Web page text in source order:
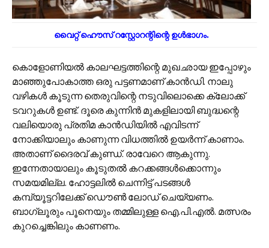
വൈറ്റ് ഹൌസ് റസ്റ്റോറന്റിന്റെ ഉൾഭാഗം.
കൊളോണിയൽ കാലഘട്ടത്തിന്റെ മുഖഛായ ഇപ്പോഴും
മാഞ്ഞുപോകാത്ത ഒരു പട്ടണമാണ് കാൻഡി. നാലു
വഴികൾ കൂടുന്ന തെരുവിന്റെ നടുവിലൊക്കെ ക്ലോക്ക്
ടവറുകൾ ഉണ്ട്. ദൂരെ കുന്നിൻ മുകളിലായി ബുദ്ധന്റെ
വലിയൊരു പ്രതിമ കാൻഡിയിൽ എവിടന്ന്
നോക്കിയാലും കാണുന്ന വിധത്തിൽ ഉയർന്ന് കാണാം.
അതാണ് ദൈരവ് കുണ്ഡ്. രാവേറെ ആകുന്നു.
ഇന്നേതായാലും കൂടുതൽ കറക്കങ്ങൾക്കൊന്നും
സമയമില്ല. ഹോട്ടലിൽ ചെന്നിട്ട് പടങ്ങൾ
കമ്പ്യൂട്ടറിലേക്ക് ഡൌൺ ലോഡ് ചെയ്യണം.
ബാഗ്ലൂരും പൂനെയും തമ്മിലുള്ള ഐ.പി.എൽ. മത്സരം
കുറച്ചെങ്കിലും കാണണം.